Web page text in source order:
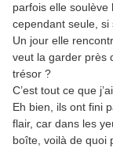
parfois elle soulève
cependant seule, si
Un jour elle
veut la garder près
trésor ?
C’est tout ce que
Eh bien, ils ont fini
flair, car dans les
boîte, voilà de quoi